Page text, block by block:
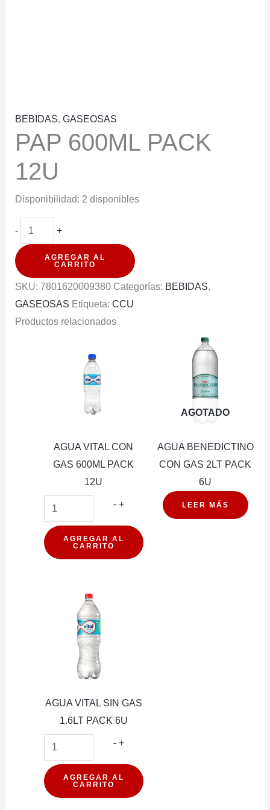
BEBIDAS, GASEOSAS
PAP 600ML PACK
12U
Disponibilidad: 2 disponibles
-
PAP
600ML
PACK
12U
+
AGREGAR AL
CARRITO
SKU: 7801620009380 Categorías: BEBIDAS,
GASEOSAS Etiqueta: CCU
Productos relacionados
AGUA VITAL CON
GAS 600ML PACK
12U
- AGUA
CON
GAS
+
AGREGAR AL
CARRITO
AGOTADO
AGUA BENEDICTINO
CON GAS 2LT PACK
6U
LEER MÁS
AGUA VITAL SIN GAS
1.6LT PACK 6U
- AGUA
SIN
GAS
+
AGREGAR AL
CARRITO